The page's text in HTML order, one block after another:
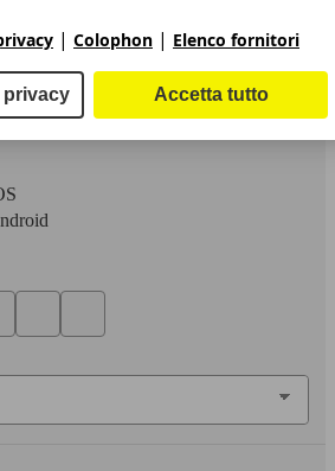
| Colophon | Elenco fornitori
privacy Accetta tutto